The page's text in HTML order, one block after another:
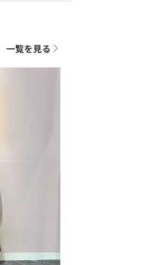
一覧を見る